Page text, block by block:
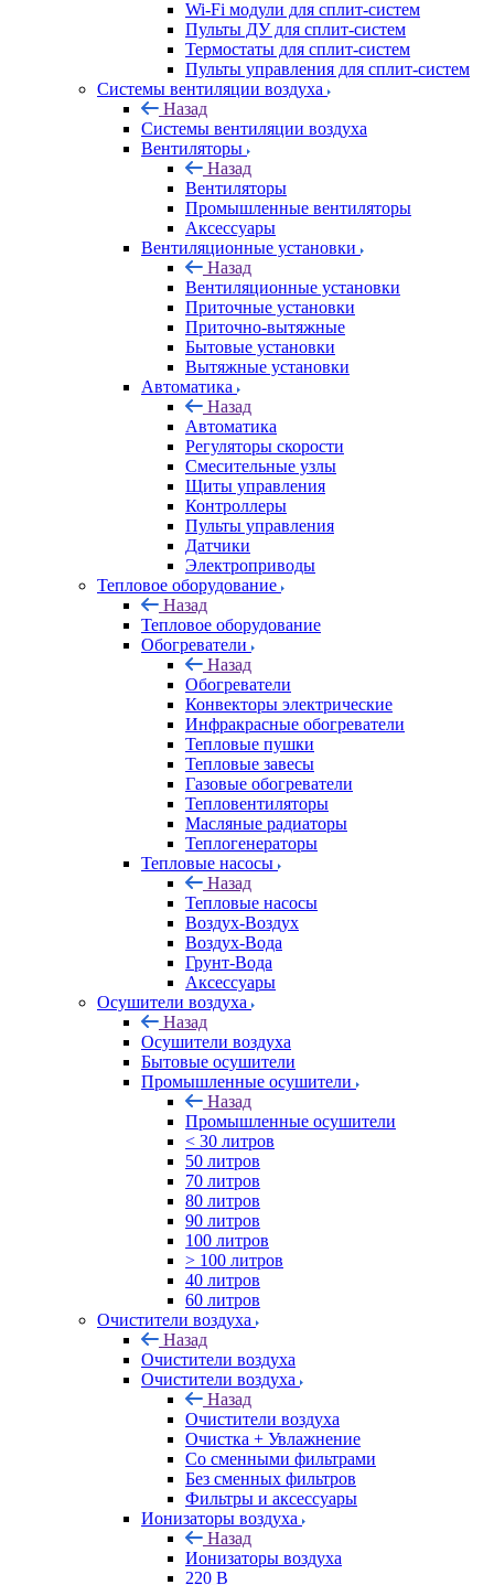
Wi-Fi модули для сплит-систем
Пульты ДУ для сплит-систем
Термостаты для сплит-систем
Пульты управления для сплит-систем
Системы вентиляции воздуха
Назад
Системы вентиляции воздуха
Вентиляторы
Назад
Вентиляторы
Промышленные вентиляторы
Аксессуары
Вентиляционные установки
Назад
Вентиляционные установки
Приточные установки
Приточно-вытяжные
Бытовые установки
Вытяжные установки
Автоматика
Назад
Автоматика
Регуляторы скорости
Смесительные узлы
Щиты управления
Контроллеры
Пульты управления
Датчики
Электроприводы
Тепловое оборудование
Назад
Тепловое оборудование
Обогреватели
Назад
Обогреватели
Конвекторы электрические
Инфракрасные обогреватели
Тепловые пушки
Тепловые завесы
Газовые обогреватели
Тепловентиляторы
Масляные радиаторы
Теплогенераторы
Тепловые насосы
Назад
Тепловые насосы
Воздух-Воздух
Воздух-Вода
Грунт-Вода
Аксессуары
Осушители воздуха
Назад
Осушители воздуха
Бытовые осушители
Промышленные осушители
Назад
Промышленные осушители
< 30 литров
50 литров
70 литров
80 литров
90 литров
100 литров
> 100 литров
40 литров
60 литров
Очистители воздуха
Назад
Очистители воздуха
Очистители воздуха
Назад
Очистители воздуха
Очистка + Увлажнение
Cо сменными фильтрами
Без сменных фильтров
Фильтры и аксессуары
Ионизаторы воздуха
Назад
Ионизаторы воздуха
220 В